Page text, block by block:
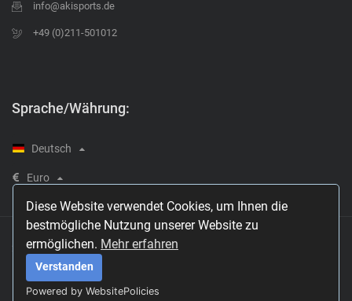
Diese Website verwendet Cookies, um Ihnen die
bestmögliche Nutzung unserer Website zu
ermöglichen. Mehr erfahren
Verstanden
Powered by WebsitePolicies
info@akisports.de
+49 (0)211-501012
Sprache/Währung:
Deutsch
Euro
2021 © AKISPORTS